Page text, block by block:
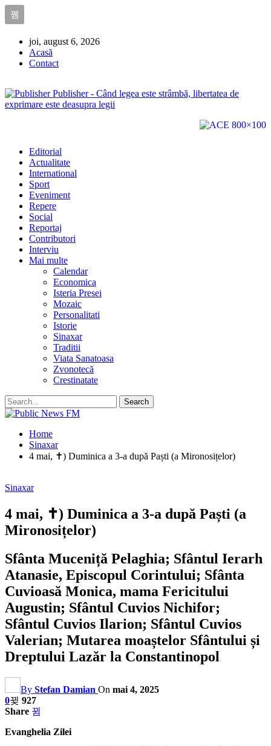
joi, august 6, 2026
Acasă
Contact
Publisher - Când legea este strâmbă, libertatea de
exprimare este deasupra legii
Editorial
Actualitate
International
Sport
Eveniment
Repere
Social
Reportaj
Contributori
Interviu
Mai multe
Calendar
Economica
Isteria Presei
Mozaic
Personalitati
Istorie
Sinaxar
Traditii
Viata Sanatoasa
Zvonotecă
Crestinatate
Home
Sinaxar
4 mai, ✝) Duminica a 3-a după Paști (a Mironosițelor)
Sinaxar
4 mai, ✝) Duminica a 3-a după Paști (a
Mironosițelor)
Sfânta Muceniță Pelaghia; Sfântul Ierarh
Atanasie, Episcopul Corintului; Sfânta
Cuvioasă Monica, mama Fericitului
Augustin; Sfântul Cuvios Nichifor;
Sfântul Cuvios Ilarion; Sfântul Cuvios
Valerian; Mutarea moaștelor Sfântului și
Dreptului Lazăr la Constantinopol
By Stefan Damian On mai 4, 2025
0
927
Share
Evanghelia Zilei